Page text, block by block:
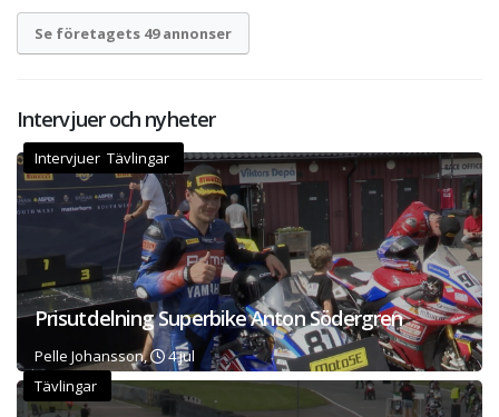
Se företagets 49 annonser
Intervjuer och nyheter
Intervjuer Tävlingar
Prisutdelning Superbike Anton Södergren
Pelle Johansson,
4 jul
Tävlingar